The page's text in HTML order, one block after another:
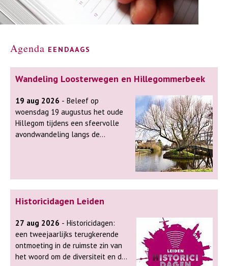
Agenda eendaags
Wandeling Loosterwegen en Hillegommerbeek
19 aug 2026 - Beleef op
woensdag 19 augustus het oude
Hillegom tijdens een sfeervolle
avondwandeling langs de
wandelt, vertelt de gids over de
invloedrijke familie Six, die een
belangrijke rol speelde in de
hoort hoe het afzanden van de
duinen het dorp voorgoed
veranderde en hoe de
bloembollenteelt hier zijn
Historicidagen Leiden
27 aug 2026 - Historicidagen:
een tweejaarlijks terugkerende
ontmoeting in de ruimste zin van
het woord om de diversiteit en de